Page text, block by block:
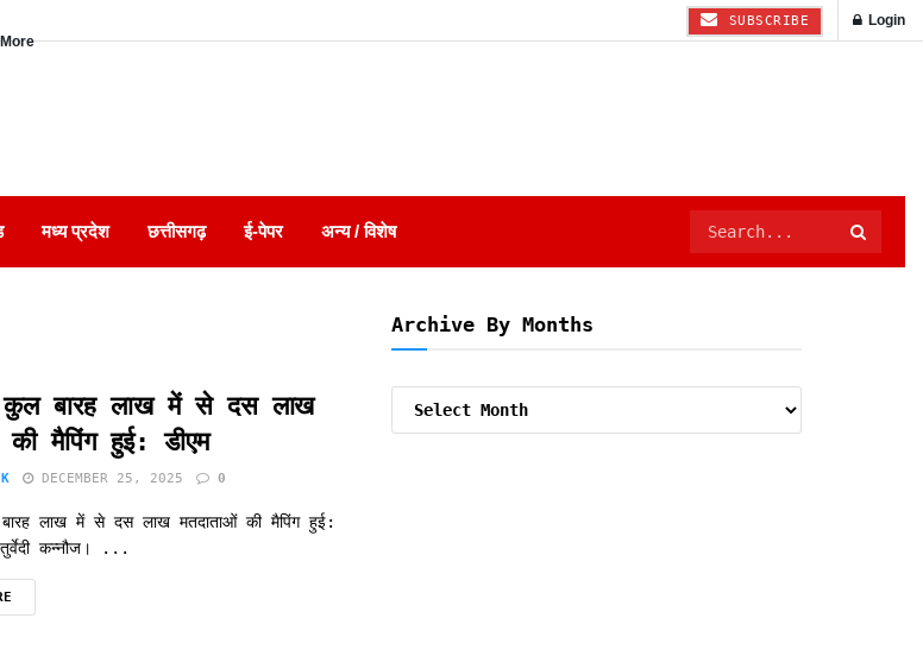
More
SUBSCRIBE Login
मध्य प्रदेश छत्तीसगढ़ ई-पेपर अन्य / विशेष
बारह लाख में से दस लाख
की मैपिंग हुई: डीएम
DECEMBER 25, 2025 0
लाख में से दस लाख मतदाताओं की मैपिंग हुई:
कन्नौज। ...
Archive By Months